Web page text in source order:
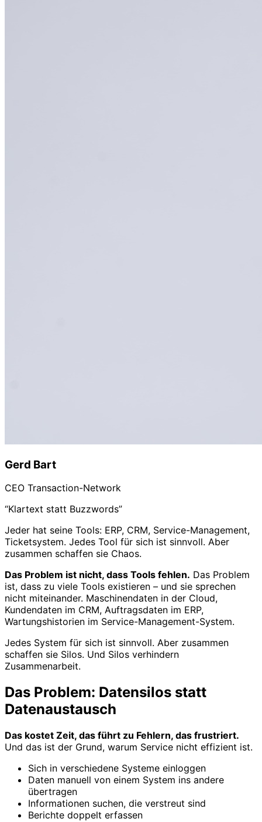
Gerd Bart
CEO Transaction-Network
“Klartext statt Buzzwords”
Jeder hat seine Tools: ERP, CRM, Service-Management,
Ticketsystem. Jedes Tool für sich ist sinnvoll. Aber
zusammen schaffen sie Chaos.
Das Problem ist nicht, dass Tools fehlen. Das Problem
ist, dass zu viele Tools existieren – und sie sprechen
nicht miteinander. Maschinendaten in der Cloud,
Kundendaten im CRM, Auftragsdaten im ERP,
Wartungshistorien im Service-Management-System.
Jedes System für sich ist sinnvoll. Aber zusammen
schaffen sie Silos. Und Silos verhindern
Zusammenarbeit.
Das Problem: Datensilos statt
Datenaustausch
Das kostet Zeit, das führt zu Fehlern, das frustriert.
Und das ist der Grund, warum Service nicht effizient ist.
Sich in verschiedene Systeme einloggen
Daten manuell von einem System ins andere
übertragen
Informationen suchen, die verstreut sind
Berichte doppelt erfassen